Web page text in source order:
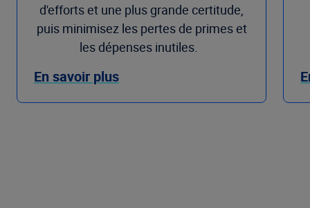
d'efforts et une plus grande certitude,
puis minimisez les pertes de primes et
les dépenses inutiles.
En savoir plus